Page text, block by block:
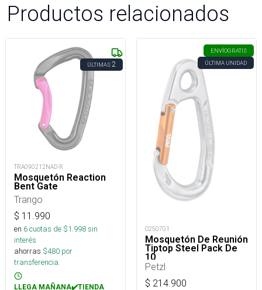
Productos relacionados
ÚLTIMAS2
TRA090212NAD-R
Mosquetón Reaction
Bent Gate
Trango
$ 11.990
en 6cuotas de $1.998sin
interés
ahorras $480 por
transferencia.
LLEGA MAÑANA✔️TIENDA
ENVÍOGRATIS
ÚLTIMA UNIDAD
O250701
Mosquetón De Reunión
Tiptop Steel Pack De
10
Petzl
$ 214.900